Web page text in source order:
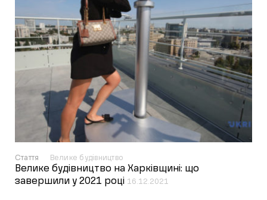
Стаття Велике будівництво
Велике будівництво на Харківщині: що
завершили у 2021 році 16.12.2021